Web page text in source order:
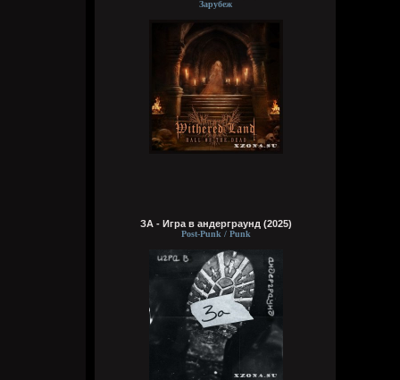
как я, без мужиков, я бы с радостью
Wirtuozik
04:09:05
На острове Врангеля не хочу, там может
и тюлени лапочки. Зато полярники друг
друга в жопу ебут в холодные полярные
ночи. Ну, они чтобы согреться и не
сдохнуть от тоски, поэтому можно их
понять. Почему нельзя на метеостанции
Это моя мечта жить на малонаселенном
острове, подальше от таких как я
Хочу жить на Соловках или на Валааме.
Вместе с монахами бухать и ебать
монашек. На Афоне не хочу. Они там без
баб живут, но при этом у них есть там
секс, по-любому
Зарубеж
ЗА - Игра в андерграунд (2025)
Post-Punk / Punk